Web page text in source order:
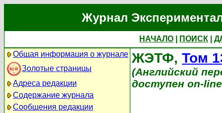
Журнал
НАЧАЛО ПОИСК
Общая информация о журнале
Золотые страницы
Адреса редакции
Содержание журнала
Сообщения редакции
ЖЭТФ, Том
(Английский
доступен on-